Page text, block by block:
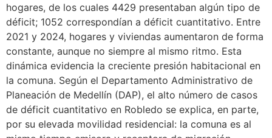
hogares, de los cuales 4429 presentaban algún tipo de
déficit; 1052 correspondían a déficit cuantitativo. Entre
2021 y 2024, hogares y viviendas aumentaron de forma
constante, aunque no siempre al mismo ritmo. Esta
dinámica evidencia la creciente presión habitacional en
la comuna. Según el Departamento Administrativo de
Planeación de Medellín (DAP), el alto número de casos
de déficit cuantitativo en Robledo se explica, en parte,
por su elevada movilidad residencial: la comuna es al